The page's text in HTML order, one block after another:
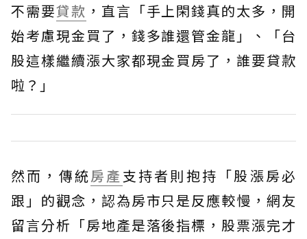
不需要貸款 ，直言「手上閑錢真的太多，開
始考慮現金買了，錢多誰還管金龍」、「台
股這樣繼續漲大家都現金買房了，誰要貸款
啦？」
然而，傳統房產 支持者則抱持「股漲房必
跟」的觀念，認為房市只是反應較慢，網友
留言分析「房地產是落後指標，股票漲完才